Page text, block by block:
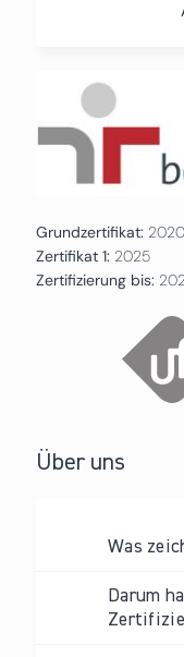
Grundzertifikat: 2020
Zertifikat 1: 2025
Zertifizierung bis:
Über uns
Was
Darum